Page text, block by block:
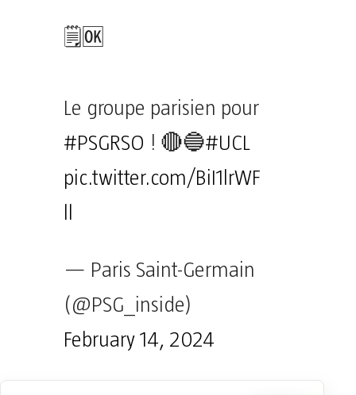
🗒️🆗
Le groupe parisien pour
#PSGRSO ! 🔴🔵#UCL
pic.twitter.com/BiI1lrWF
— Paris Saint-Germain
(@PSG_inside)
February 14, 2024